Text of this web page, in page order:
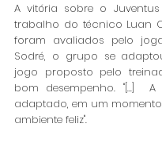
A vitória sobre o
trabalho do técnico Luan
foram avaliados pelo
Sodré, o grupo se
jogo proposto pelo
bom desempenho. "[...]
adaptado, em um
ambiente feliz".